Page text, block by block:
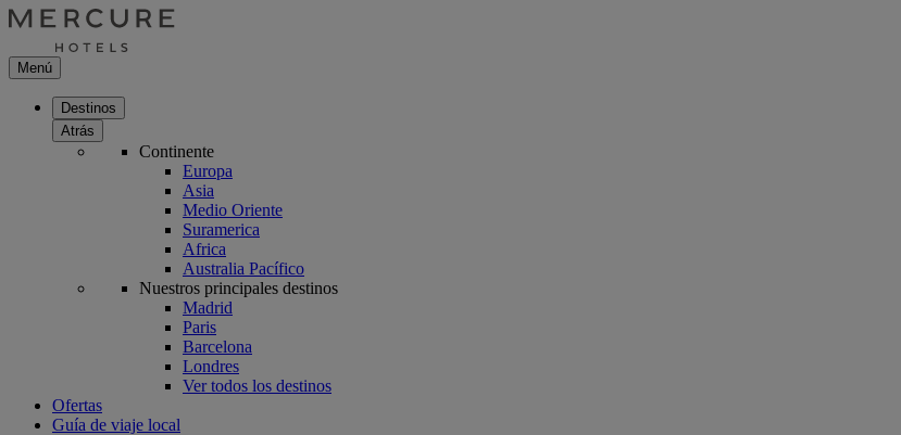
Menú
Destinos
Atrás
Continente
Europa
Asia
Medio Oriente
Suramerica
Africa
Australia Pacífico
Nuestros principales destinos
Madrid
Paris
Barcelona
Londres
Ver todos los destinos
Ofertas
Guía de viaje local